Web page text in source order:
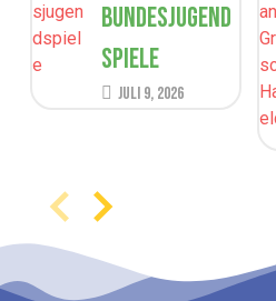
Bundesjugend
spiele
Juli 9, 2026